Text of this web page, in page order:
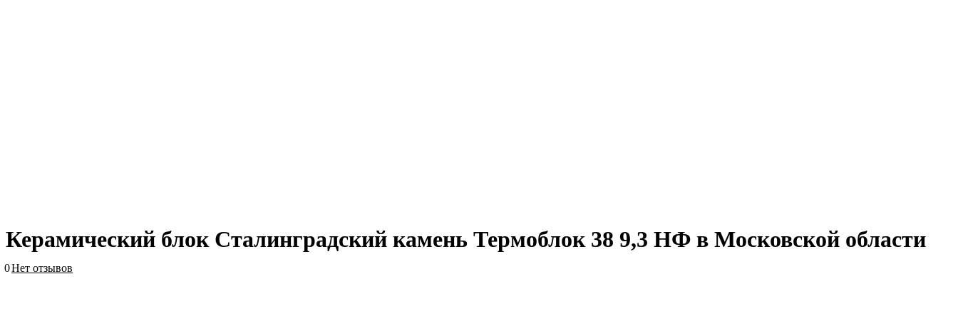
Керамический блок Сталинградский камень Термоблок 38 9,3 НФ в Московской области
0Нет отзывов